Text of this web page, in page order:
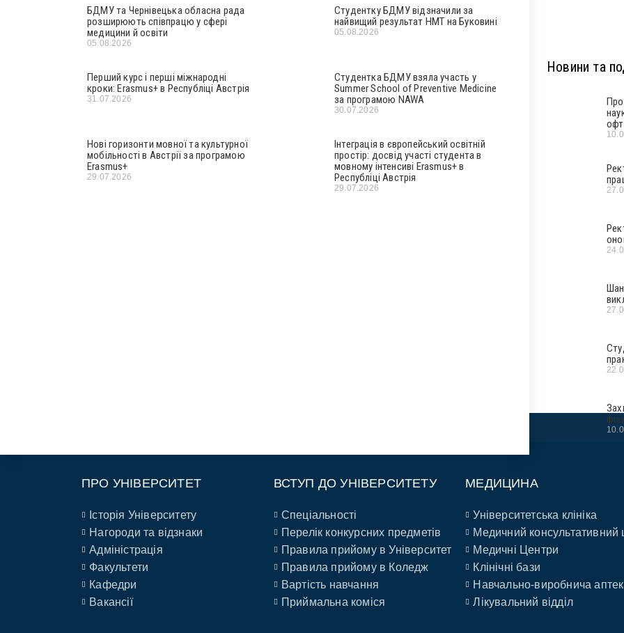
БДМУ та Чернівецька обласна рада
розширюють співпрацю у сфері
медицини й освіти
05.08.2026
Студентку БДМУ відзначили за
найвищий результат НМТ на Буковині
05.08.2026
Перший курс і перші міжнародні
кроки: Erasmus+ в Республіці Австрія
31.07.2026
Студентка БДМУ взяла участь у
Summer School of Preventive Medicine
за програмою NAWA
30.07.2026
Нові горизонти мовної та культурної
мобільності в Австрії за програмою
Erasmus+
29.07.2026
Інтеграція в європейський освітній
простір: досвід участі студента в
мовному інтенсиві Erasmus+ в
Республіці Австрія
29.07.2026
Новини та
ПРО УНІВЕРСИТЕТ
Історія Університету
Нагороди та відзнаки
Адміністрація
Факультети
Кафедри
Вакансії
ВСТУП ДО УНІВЕРСИТЕТУ
Спеціальності
Перелік конкурсних предметів
Правила прийому в Університет
Правила прийому в Коледж
Вартість навчання
Приймальна коміся
МЕДИЦИНА
Університетська клініка
Медичний консультативний
Медичні Центри
Клінічні бази
Навчально-виробнича
Лікувальний відділ